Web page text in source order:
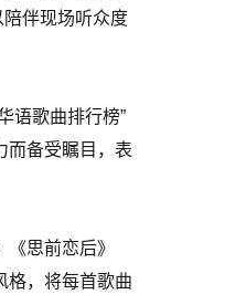
伴现场听众度
语歌曲排行榜”
而备受瞩目，表
思前恋后》
格，将每首歌曲